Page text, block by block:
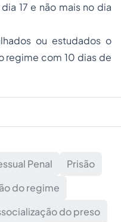
17 e não mais no dia
ou estudados o
regime com 10 dias de
Penal
Prisão
do regime
do preso